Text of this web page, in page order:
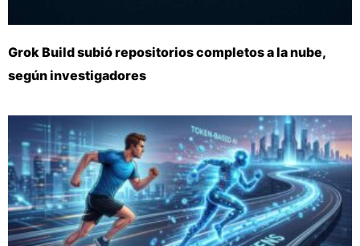
Grok Build subió repositorios completos a la nube,
según investigadores